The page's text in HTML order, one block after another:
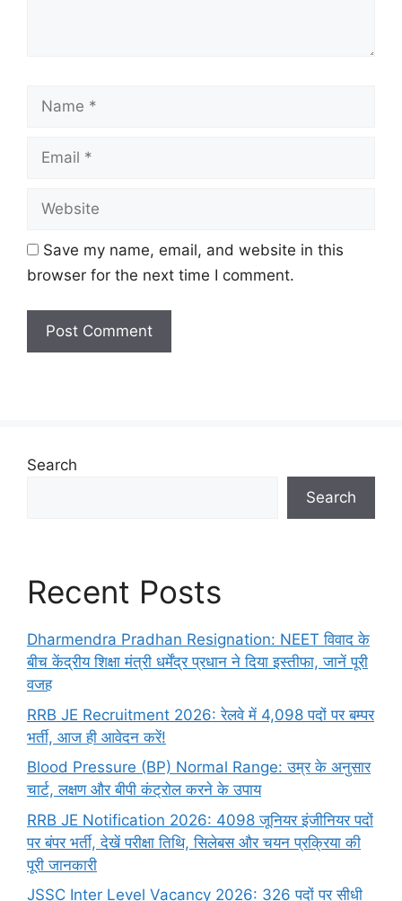
Name
Email
Website
Save my name, email, and website in this
browser for the next time I comment.
Search
Search
Recent Posts
Dharmendra Pradhan Resignation: NEET विवाद के
बीच केंद्रीय शिक्षा मंत्री धर्मेंद्र प्रधान ने दिया इस्तीफा, जानें पूरी
वजह
RRB JE Recruitment 2026: रेलवे में 4,098 पदों पर बम्पर
भर्ती, आज ही आवेदन करें!
Blood Pressure (BP) Normal Range: उम्र के अनुसार
चार्ट, लक्षण और बीपी कंट्रोल करने के उपाय
RRB JE Notification 2026: 4098 जूनियर इंजीनियर पदों
पर बंपर भर्ती, देखें परीक्षा तिथि, सिलेबस और चयन प्रक्रिया की
पूरी जानकारी
JSSC Inter Level Vacancy 2026: 326 पदों पर सीधी